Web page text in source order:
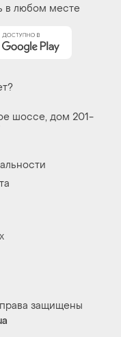
в любом месте
шоссе, дом 201-
защищены